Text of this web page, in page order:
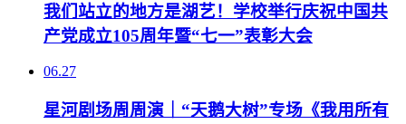
我们站立的地方是湖艺！学校举行庆祝中国共
产党成立105周年暨“七一”表彰大会
06.27
星河剧场周周演｜“天鹅大树”专场《我用所有